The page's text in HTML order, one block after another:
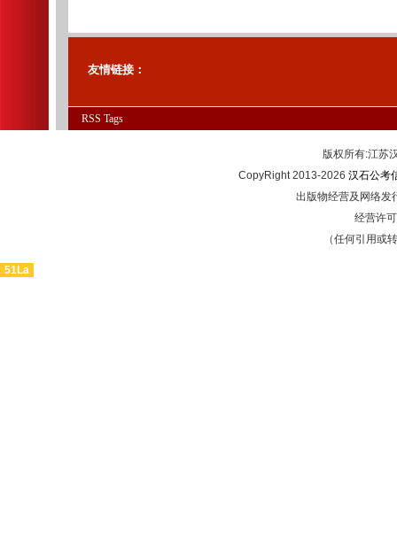
友情链接：
RSS Tags
版权所有:江
CopyRight 2013-2026 汉石公考
出版物经营及网络发
经营许
（任何引用或
51La